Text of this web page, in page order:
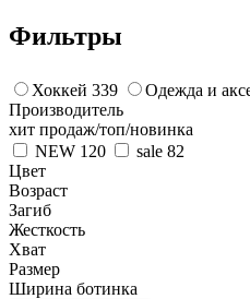
Фильтры
Хоккей 339 Одежда и
Производитель
хит продаж/топ/новинка
NEW 120 sale 82
Цвет
Возраст
Загиб
Жесткость
Хват
Размер
Ширина ботинка